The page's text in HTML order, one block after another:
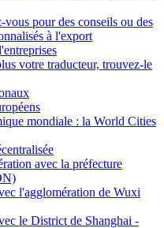
pour des conseils ou des
à l'export
votre traducteur, trouvez-le
mondiale : la World Cities
avec la préfecture
l'agglomération de Wuxi
le District de Shanghai -